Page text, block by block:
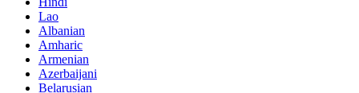
Lao
Albanian
Amharic
Armenian
Azerbaijani
Belarusian